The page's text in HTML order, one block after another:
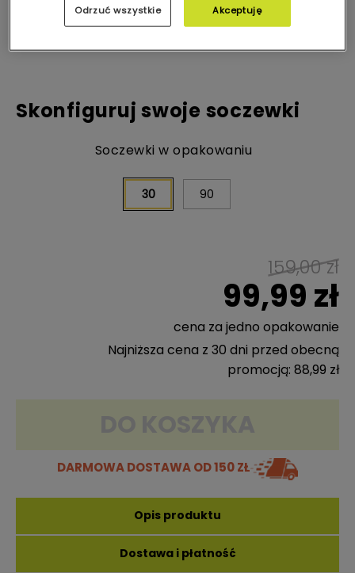
Opis produktu
Dostawa i płatność
Skonfiguruj swoje soczewki
Soczewki w opakowaniu
30 90
159,00 zł
99,99 zł
cena za jedno opakowanie
Najniższa cena z 30 dni przed obecną
promocją: 88,99 zł
DARMOWA DOSTAWAOD 150 ZŁ
Odrzuć wszystkie Akceptuję